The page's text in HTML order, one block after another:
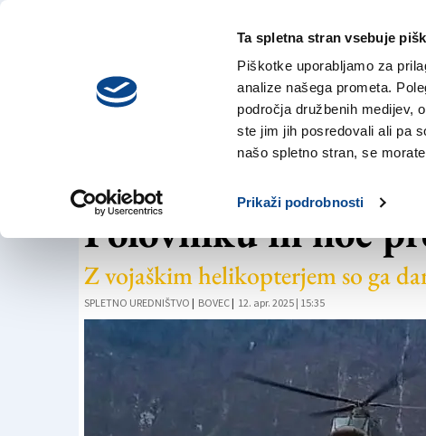
Ta spletna stran vsebuje
Piškotke uporabljamo za
analize našega prometa.
področja družbenih medijev,
ste jim jih posredovali ali pa
našo spletno stran, se
Prikaži podrobnosti
sreda,
5. avgusta 2026
Reševali najstnika,
Polovniku in noč
Z vojaškim helikopterjem so ga
SPLETNO UREDNIŠTVO | BOVEC | 12. apr. 2025 | 15:35